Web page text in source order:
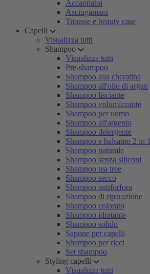
Accappatoi
Asciugamani
Trousse e beauty case
Capelli
Visualizza tutti
Shampoo
Visualizza tutti
Pre-shampoo
Shampoo alla cheratina
Shampoo all'olio di argan
Shampoo lisciante
Shampoo volumizzante
Shampoo per uomo
Shampoo all'argento
Shampoo detergente
Shampoo e balsamo 2 in 1
Shampoo naturale
Shampoo senza siliconi
Shampoo tea tree
Shampoo secco
Shampoo antiforfora
Shampoo di riparazione
Shampoo colorato
Shampoo idratante
Shampoo solido
Sapone per capelli
Shampoo per ricci
Set shampoo
Styling capelli
Visualizza tutti